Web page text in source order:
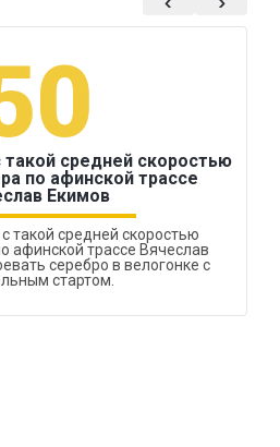
средней скоростью
по афинской трассе
Екимов
такой средней скоростью
афинской трассе Вячеслав
серебро в велогонке с
стартом.